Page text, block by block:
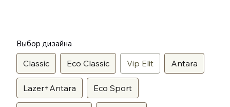
Выбор дизайна
Classic Eco Classic Vip Elit Antara
Lazer+Antara Eco Sport